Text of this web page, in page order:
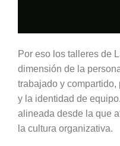
Por eso los talleres de
dimensión de la
trabajado y
y la identidad de
alineada desde la que
la cultura organizativa.